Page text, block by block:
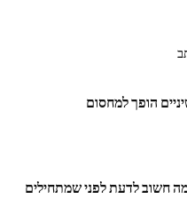
הופך למחסום
חשוב לדעת לפני שמתחילים